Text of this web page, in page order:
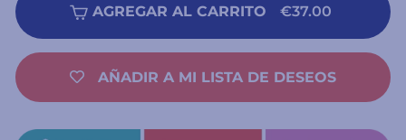
AGREGAR AL CARRITO €37.00
AÑADIR A MI LISTA DE DESEOS